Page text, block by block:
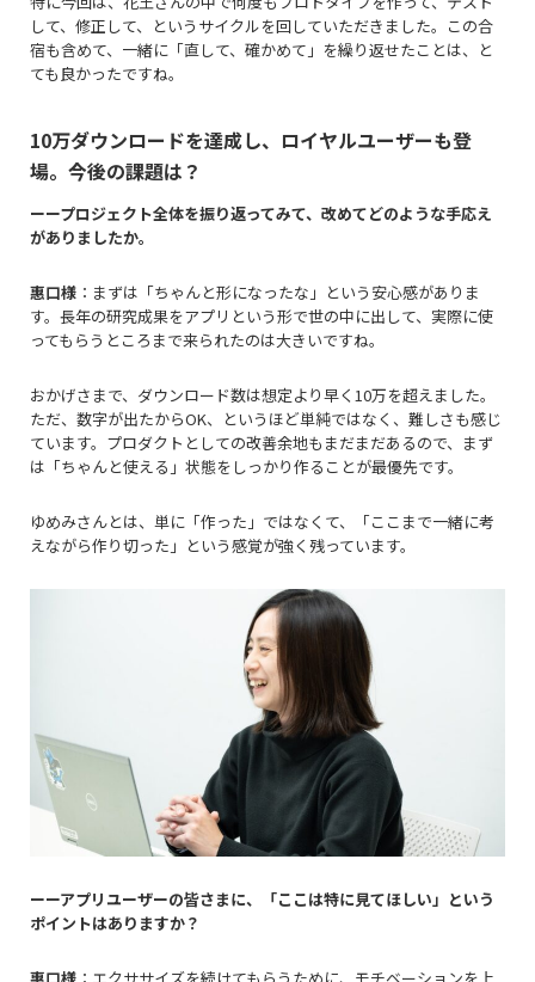
して、修正して、というサイクルを回していただきました。この合
宿も含めて、一緒に「直して、確かめて」を繰り返せたことは、と
ても良かったですね。
10万ダウンロードを達成し、ロイヤルユーザーも登
場。今後の課題は？
ーープロジェクト全体を振り返ってみて、改めてどのような手応え
がありましたか。
惠口様 ：まずは「ちゃんと形になったな」という安心感がありま
す。長年の研究成果をアプリという形で世の中に出して、実際に使
ってもらうところまで来られたのは大きいですね。
おかげさまで、ダウンロード数は想定より早く 10万を超えました。
ただ、数字が出たからOK、というほど単純ではなく、難しさも感じ
ています。プロダクトとしての改善余地もまだまだあるので、まず
は「ちゃんと使える」状態をしっかり作ることが最優先です。
ゆめみさんとは、単に「作った」ではなくて、「ここまで一緒に考
えながら作り切った」という感覚が強く残っています。
ーーアプリユーザーの皆さまに、「ここは特に見てほしい」という
ポイントはありますか？
惠口様 ：エクササイズを続けてもらうために、モチベーションを上